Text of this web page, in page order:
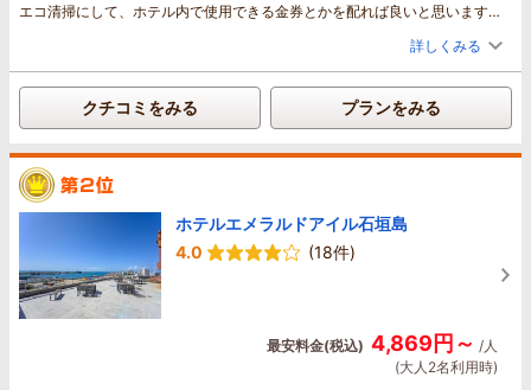
エコ清掃にして、ホテル内で使用できる金券とかを配れば良いと思います。
掃終わってなかったです。フロント連絡したら、順番に行ってますと言われ
たので、また外出しなくてはならなかったです。午後7時頃に戻った時には終
わってましたが、清掃時に補充されるビールはまったく冷えてなく、当日は
飲めませんでした。スタッフの人数が足りないせいなのか解りませんが、時
いますが。
シギラの企業理念なのでしょうか。
詳しくみる
クチコミをみる プランをみる
ホテルエメラルドアイル石垣島
4.0
(18件)
最安料金(税込) 4,869円～ /人
(大人2名利用時)